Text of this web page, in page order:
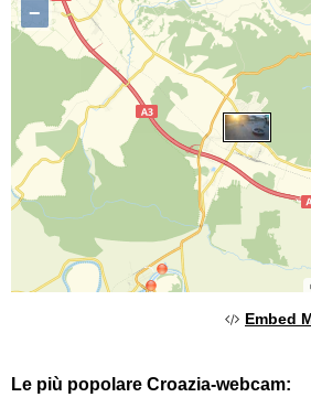
−
Embed
Le più popolare Croazia-webcam: